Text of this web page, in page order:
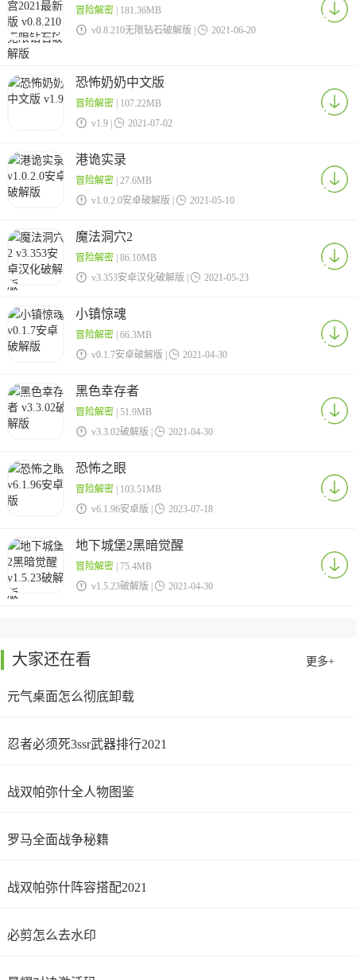
冒险解密| 181.36MB
 v0.8.210无限钻石破解版 |  2021-06-20
恐怖奶奶中文版
冒险解密| 107.22MB
 v1.9 |  2021-07-02
港诡实录
冒险解密| 27.6MB
 v1.0.2.0安卓破解版 |  2021-05-10
魔法洞穴2
冒险解密| 86.10MB
 v3.353安卓汉化破解版 |  2021-05-23
小镇惊魂
冒险解密| 66.3MB
 v0.1.7安卓破解版 |  2021-04-30
黑色幸存者
冒险解密| 51.9MB
 v3.3.02破解版 |  2021-04-30
恐怖之眼
冒险解密| 103.51MB
 v6.1.96安卓版 |  2023-07-18
地下城堡2黑暗觉醒
冒险解密| 75.4MB
 v1.5.23破解版 |  2021-04-30
大家还在看 更多+
元气桌面怎么彻底卸载
忍者必须死3ssr武器排行2021
战双帕弥什全人物图鉴
罗马全面战争秘籍
战双帕弥什阵容搭配2021
必剪怎么去水印